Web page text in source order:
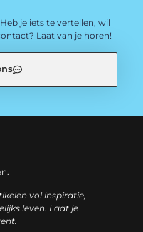
je iets te vertellen, wil
Laat van je horen!
vol inspiratie,
leven. Laat je